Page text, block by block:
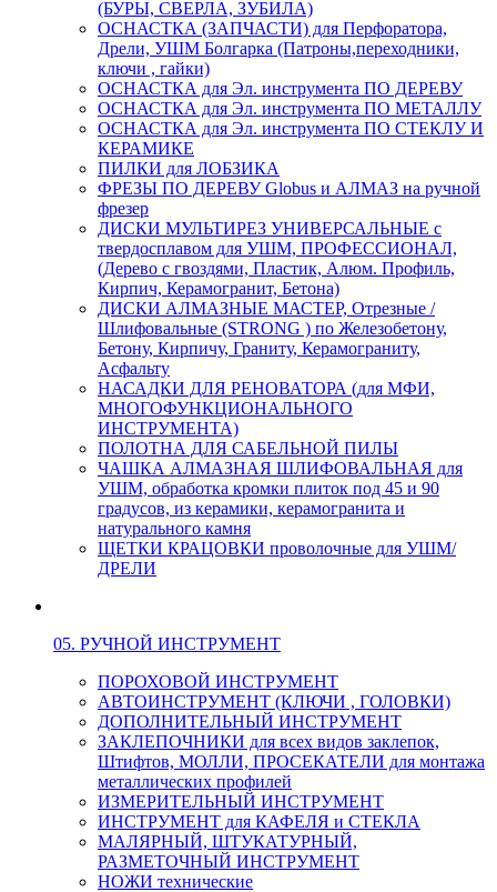
(БУРЫ, СВЕРЛА, ЗУБИЛА)
ОСНАСТКА (ЗАПЧАСТИ) для Перфоратора,
Дрели, УШМ Болгарка (Патроны,переходники,
ключи , гайки)
ОСНАСТКА для Эл. инструмента ПО ДЕРЕВУ
ОСНАСТКА для Эл. инструмента ПО МЕТАЛЛУ
ОСНАСТКА для Эл. инструмента ПО СТЕКЛУ И
КЕРАМИКЕ
ПИЛКИ для ЛОБЗИКА
ФРЕЗЫ ПО ДЕРЕВУ Globus и АЛМАЗ на ручной
фрезер
ДИСКИ МУЛЬТИРЕЗ УНИВЕРСАЛЬНЫЕ с
твердосплавом для УШМ, ПРОФЕССИОНАЛ,
(Дерево с гвоздями, Пластик, Алюм. Профиль,
Кирпич, Керамогранит, Бетона)
ДИСКИ АЛМАЗНЫЕ МАСТЕР, Отрезные /
Шлифовальные (STRONG ) по Железобетону,
Бетону, Кирпичу, Граниту, Керамограниту,
Асфальту
НАСАДКИ ДЛЯ РЕНОВАТОРА (для МФИ,
МНОГОФУНКЦИОНАЛЬНОГО
ИНСТРУМЕНТА)
ПОЛОТНА ДЛЯ САБЕЛЬНОЙ ПИЛЫ
ЧАШКА АЛМАЗНАЯ ШЛИФОВАЛЬНАЯ для
УШМ, обработка кромки плиток под 45 и 90
градусов, из керамики, керамогранита и
натурального камня
ЩЕТКИ КРАЦОВКИ проволочные для УШМ/
ДРЕЛИ
05. РУЧНОЙ ИНСТРУМЕНТ
ПОРОХОВОЙ ИНСТРУМЕНТ
АВТОИНСТРУМЕНТ (КЛЮЧИ , ГОЛОВКИ)
ДОПОЛНИТЕЛЬНЫЙ ИНСТРУМЕНТ
ЗАКЛЕПОЧНИКИ для всех видов заклепок,
Штифтов, МОЛЛИ, ПРОСЕКАТЕЛИ для монтажа
металлических профилей
ИЗМЕРИТЕЛЬНЫЙ ИНСТРУМЕНТ
ИНСТРУМЕНТ для КАФЕЛЯ и СТЕКЛА
МАЛЯРНЫЙ, ШТУКАТУРНЫЙ,
РАЗМЕТОЧНЫЙ ИНСТРУМЕНТ
НОЖИ технические